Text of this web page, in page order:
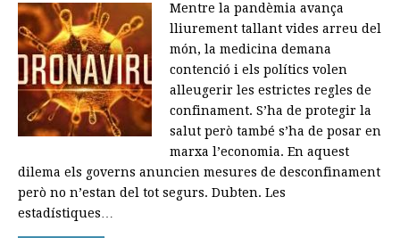
Mentre la pandèmia avança
lliurement tallant vides arreu del
món, la medicina demana
contenció i els polítics volen
alleugerir les estrictes regles de
confinament. S’ha de protegir la
salut però també s’ha de posar en
marxa l’economia. En aquest
dilema els governs anuncien mesures de desconfinament
però no n’estan del tot segurs. Dubten. Les
estadístiques…